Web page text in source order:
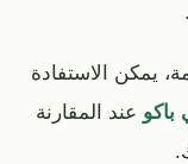
يمكن الاستفادة
باكو عند المقارنة